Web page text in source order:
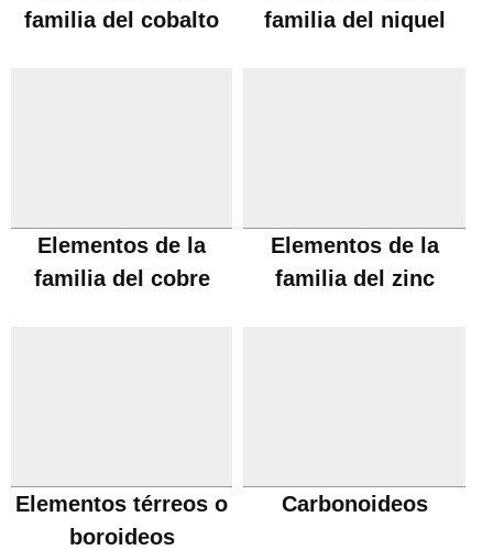
familia del cobalto
familia del niquel
Elementos de la
familia del cobre
Elementos de la
familia del zinc
Elementos térreos o
boroideos
Carbonoideos